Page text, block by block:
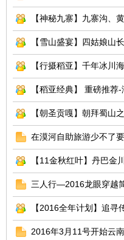
【神秘九寨】九寨沟、
【雪山盛宴】四姑娘山
【行摄稻亚】千年冰川
【稻亚经典】 重磅推荐
【朝圣贡嘎】朝拜蜀山
在漠河自助旅游少不了
【11金秋红叶】丹巴金
三人行—2016龙眼穿越
【2016全年计划】追
2016年3月11号开始云